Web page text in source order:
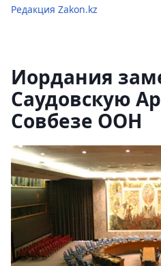
Редакция Zakon.kz
Иордания
Саудовскую
Совбезе ООН